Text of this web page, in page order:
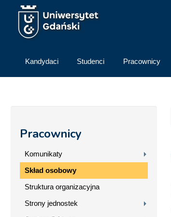
Przejdź do treści
Kandydaci Studenci Pracownicy
Pracownicy
Komunikaty
Skład osobowy
Struktura organizacyjna
Strony jednostek